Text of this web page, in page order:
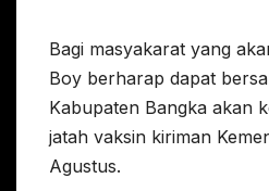
Bagi masyakarat yang
Boy berharap dapat
Kabupaten Bangka akan
jatah vaksin kiriman
Agustus.